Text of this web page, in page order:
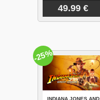
49.99 €
INDIANA JONES AND
-25%